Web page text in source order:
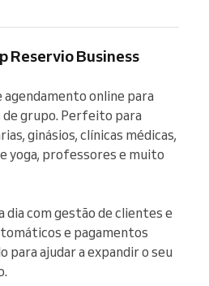
Reservio Business
online para
de grupo. Perfeito para
ginásios, clínicas médicas,
yoga, professores e muito
dia com gestão de clientes e
e pagamentos
ajudar a expandir o seu